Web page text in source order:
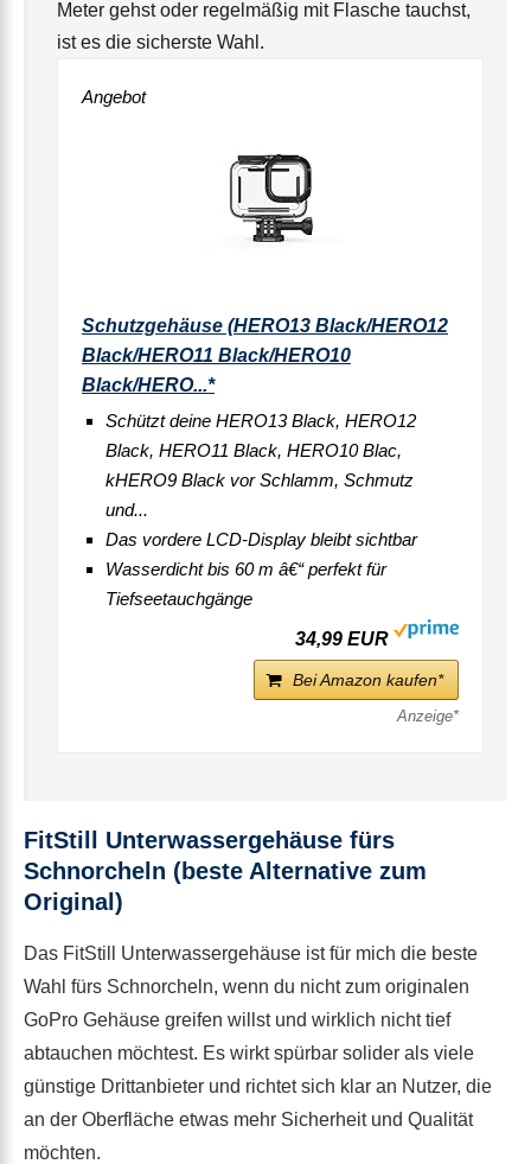
Meter gehst oder regelmäßig mit Flasche tauchst,
ist es die sicherste Wahl.
Angebot
Schutzgehäuse (HERO13 Black/HERO12
Black/HERO11 Black/HERO10
Black/HERO...*
Schützt deine HERO13 Black, HERO12
Black, HERO11 Black, HERO10 Blac,
kHERO9 Black vor Schlamm, Schmutz
und...
Das vordere LCD-Display bleibt sichtbar
Wasserdicht bis 60 m â€“ perfekt für
Tiefseetauchgänge
34,99 EUR
Bei Amazon kaufen*
FitStill Unterwassergehäuse fürs
Schnorcheln (beste Alternative zum
Original)
Das FitStill Unterwassergehäuse ist für mich die beste
Wahl fürs Schnorcheln, wenn du nicht zum originalen
GoPro Gehäuse greifen willst und wirklich nicht tief
abtauchen möchtest. Es wirkt spürbar solider als viele
günstige Drittanbieter und richtet sich klar an Nutzer, die
an der Oberfläche etwas mehr Sicherheit und Qualität
möchten.